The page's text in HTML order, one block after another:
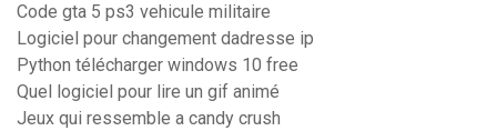
Code gta 5 ps3 vehicule militaire
Logiciel pour changement dadresse ip
Python télécharger windows 10 free
Quel logiciel pour lire un gif animé
Jeux qui ressemble a candy crush